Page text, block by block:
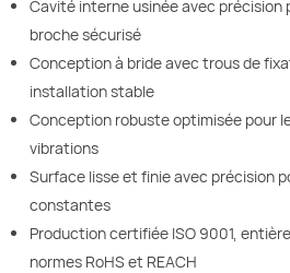
Cavité interne usinée avec
broche sécurisé
Conception à bride avec trous de
installation stable
Conception robuste optimisée pour
vibrations
Surface lisse et finie avec précision
constantes
Production certifiée ISO 9001,
normes RoHS et REACH